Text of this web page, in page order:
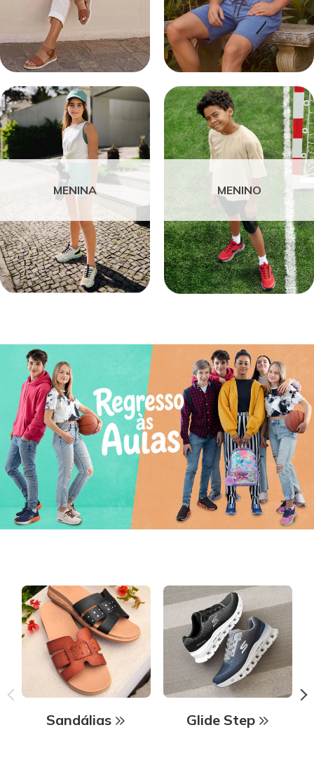
MENINA MENINO
Sandálias Glide Step